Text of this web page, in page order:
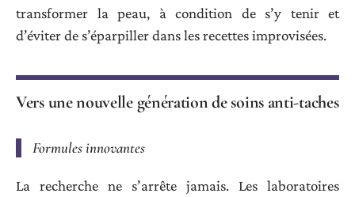
transformer la peau, à condition de s’y tenir et
d’éviter de s’éparpiller dans les recettes improvisées.
Vers une nouvelle génération de soins anti-taches
Formules innovantes
La recherche ne s’arrête jamais. Les laboratoires